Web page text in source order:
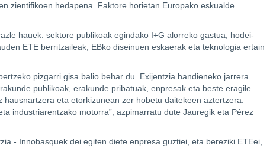
zientifikoen hedapena. Faktore horietan Europako eskualde
hauek: sektore publikoak egindako I+G alorreko gastua, hodei-
ETE berritzaileak, EBko diseinuen eskaerak eta teknologia ertain
pizgarri gisa balio behar du. Exijentzia handieneko jarrera
publikoak, erakunde pribatuak, enpresak eta beste eragile
eta etorkizunean zer hobetu daitekeen aztertzera.
industriarentzako motorra”, azpimarratu dute Jauregik eta Pérez
- Innobasquek dei egiten diete enpresa guztiei, eta bereziki ETEei,